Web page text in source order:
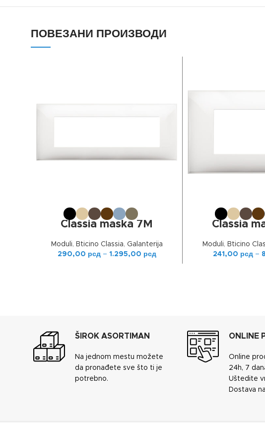
ПОВЕЗАНИ ПРОИЗВОДИ
ОДАБЕРИТЕ ОПЦИЈЕ
Classia maska 7M
Moduli, Bticino Classia, Galanterija
290,00 рсд – 1.295,00 рсд
ОДАБЕРИТЕ
Classia
Moduli, Bticino
241,00 рсд –
ŠIROK ASORTIMAN
Na jednom mestu možete
da pronađete sve što ti je
potrebno.
ONLINE
Online
24h, 7
Uštedite
Dostava